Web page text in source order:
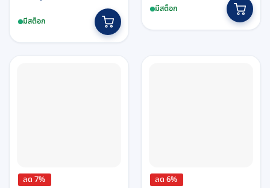
was:
is:มีสต็อก
was:
is:มีสต็อก
ลด 7% ลด 6%